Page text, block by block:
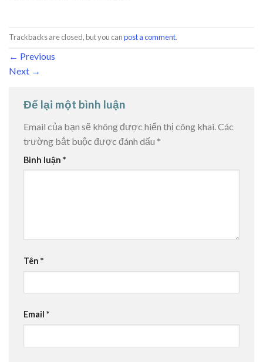
Trackbacks are closed, but you canpost a comment.
← Previous
Next →
Để lại một bình luận
Email của bạn sẽ không được hiển thị công khai. Các
trường bắt buộc được đánh dấu *
Bình luận *
Tên *
Email *